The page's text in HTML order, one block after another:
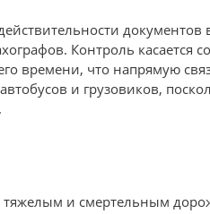
документов
Контроль касается
времени, что напрямую
и грузовиков,
тяжелым и смертельным